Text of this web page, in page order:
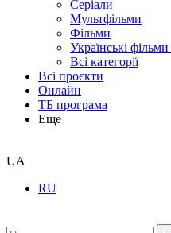
Серіали
Мультфільми
Фільми
Українські фільми
Всі категорії
Всі проєкти
Онлайн
ТБ програма
Еще
UA
RU